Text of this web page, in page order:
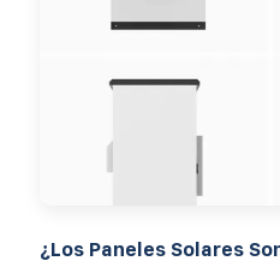
¿Los Paneles Solares